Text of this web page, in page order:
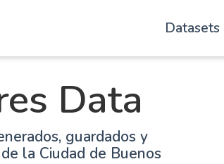
Datasets
Data
guardados y
la Ciudad de Buenos